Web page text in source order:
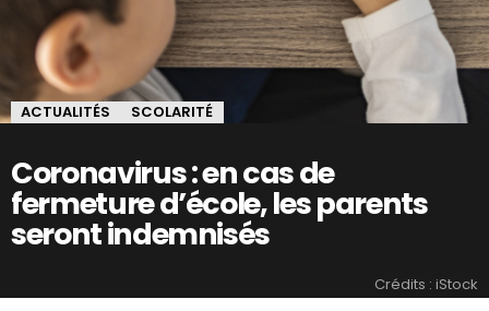
ACTUALITÉS SCOLARITÉ
Coronavirus : en cas de
fermeture d’école, les parents
seront indemnisés
Crédits : iStock